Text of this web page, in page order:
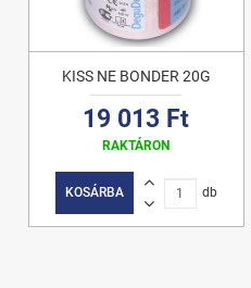
KISS NE BONDER 20G
19 013 Ft
RAKTÁRON
KOSÁRBA db